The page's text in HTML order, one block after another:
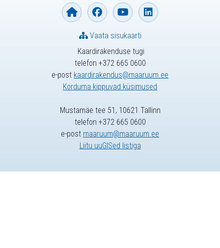
Kaardirakenduse tugi
telefon +372 665 0600
e-post kaardirakendus@maaruum.ee
Korduma kippuvad küsimused
Vaata sisukaarti
Mustamäe tee 51, 10621 Tallinn
telefon +372 665 0600
e-post maaruum@maaruum.ee
Liitu uuGISed listiga